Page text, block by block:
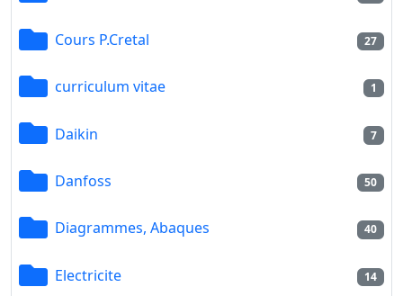
Cours P.Cretal 27
curriculum vitae 1
Daikin 7
Danfoss 50
Diagrammes, Abaques 40
Electricite 14